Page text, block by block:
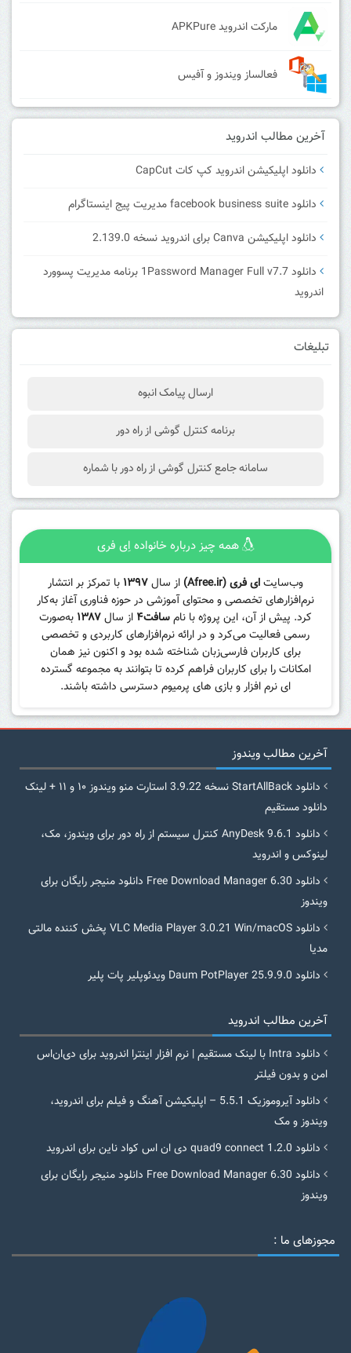
مارکت اندروید APKPure
فعالساز ویندوز و آفیس
آخرین مطالب اندروید
دانلود اپلیکیشن اندروید کپ کات CapCut
دانلود facebook business suite مدیریت پیج اینستاگرام
دانلود اپلیکیشن Canva برای اندروید نسخه 2.139.0
دانلود 1Password Manager Full v7.7 برنامه مدیریت پسوورد
اندروید
تبلیغات
ارسال پیامک انبوه
برنامه کنترل گوشی از راه دور
سامانه جامع کنترل گوشی از راه دور با شماره
همه چیز درباره خانواده اِی فری
وب‌سایتای فری (Afree.ir) از سال۱۳۹۷ با تمرکز بر انتشار
نرم‌افزارهای تخصصی و محتوای آموزشی در حوزه فناوری آغاز به‌کار
کرد. پیش از آن، این پروژه با نامسافت۴ از سال۱۳۸۷ به‌صورت
رسمی فعالیت می‌کرد و در ارائه نرم‌افزارهای کاربردی و تخصصی
برای کاربران فارسی‌زبان شناخته شده بود و اکنون نیز همان
امکانات را برای کاربران فراهم کرده تا بتوانند به مجموعه گسترده
ای نرم افزار و بازی های پرمیوم دسترسی داشته باشند.
آخرین مطالب ویندوز
دانلود StartAllBack نسخه 3.9.22 استارت منو ویندوز ۱۰ و ۱۱ + لینک
دانلود مستقیم
دانلود AnyDesk 9.6.1 کنترل سیستم از راه دور برای ویندوز، مک،
لینوکس و اندروید
دانلود Free Download Manager 6.30 دانلود منیجر رایگان برای
ویندوز
دانلود VLC Media Player 3.0.21 Win/macOS پخش کننده مالتی
مدیا
دانلود Daum PotPlayer 25.9.9.0 ویدئوپلیر پات پلیر
آخرین مطالب اندروید
دانلود Intra با لینک مستقیم | نرم افزار اینترا اندروید برای دی‌ان‌اس
امن و بدون فیلتر
دانلود آیروموزیک 5.5.1 – اپلیکیشن آهنگ و فیلم برای اندروید،
ویندوز و مک
دانلود quad9 connect 1.2.0 دی ان اس کواد ناین برای اندروید
دانلود Free Download Manager 6.30 دانلود منیجر رایگان برای
ویندوز
مجوزهای ما :